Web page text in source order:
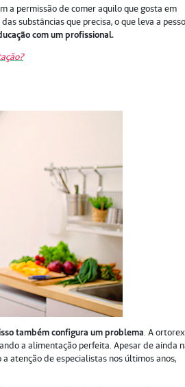
a permissão de comer aquilo que gosta em
substâncias que precisa, o que leva a
com um profissional.
também configura um problema. A
a alimentação perfeita. Apesar de ainda
atenção de especialistas nos últimos anos,